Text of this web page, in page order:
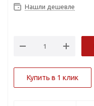
Нашли дешевле
Купить в 1 клик